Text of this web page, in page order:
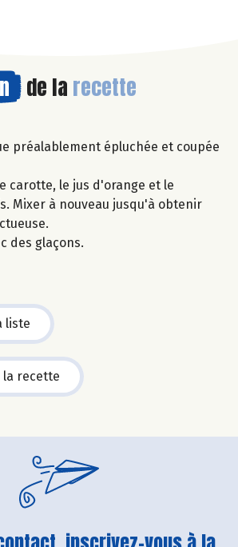
de la recette
préalablement épluchée et coupée
carotte, le jus d'orange et le
Mixer à nouveau jusqu'à obtenir
des glaçons.
liste
recette